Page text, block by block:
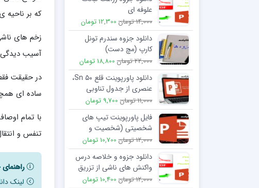
که بر ناحیه
زخم های
آسیب دیدگی
ساده ای
با تمام
تنفس و
لینک
علوفه ای
14,000 تومان 12,300 تومان
دانلود جزوه سندرم تونل
کارپ (مچ دست)
22,000 تومان 18,800 تومان
دانلود پاورپوینت قلع Sn ۵۰،
عنصری از جدول تناوبی
11,000 تومان 9,700 تومان
فایل پاورپوینت تیپ های
شخصیتی (شخصیت و
ارتباطات)
12,000 تومان 10,700 تومان
دانلود جزوه و خلاصه درس
واکنش های ناشی از تزريق
فرآورده های خونی
12,000 تومان 10,400 تومان